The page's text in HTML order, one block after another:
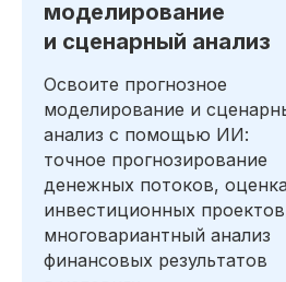
моделирование
и сценарный анализ
Освоите прогнозное
моделирование и
анализ с помощью ИИ:
точное прогнозирование
денежных потоков, оценка
инвестиционных
многовариантный анализ
финансовых результатов
обоснованное решение без лишних
сомнений
Попробовать 48 часов